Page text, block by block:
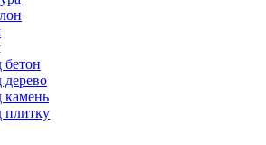
камень
плитку